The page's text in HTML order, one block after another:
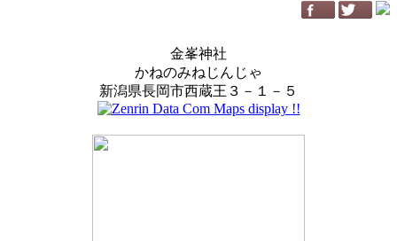
金峯神社
かねのみねじんじゃ
新潟県長岡市西蔵王３－１－５